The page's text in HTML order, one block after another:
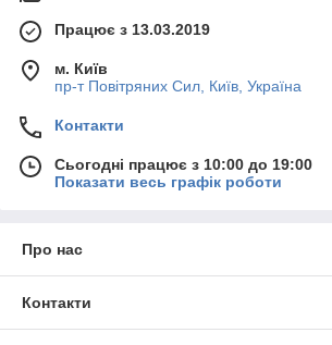
Працює з 13.03.2019
м. Київ
пр-т Повiтряних Сил, Київ, Україна
Контакти
Сьогодні працює з 10:00 до 19:00
Показати весь графік роботи
Про нас
Контакти